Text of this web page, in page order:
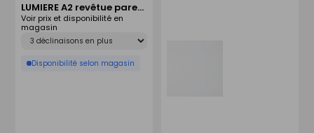
LUMIERE A2 revêtue pare-
vapeur - 1,985x1m
Ep.50mm - R=1,55m².K/W.
Déclinaison
Disponibilité selon magasin
Voir prix et disponibilité en
magasin
liste